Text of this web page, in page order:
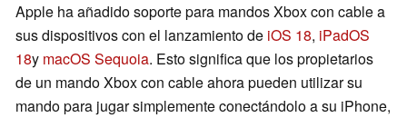
Apple ha añadido soporte para mandos Xbox con cable a
sus dispositivos con el lanzamiento de iOS 18, iPadOS
18y macOS Sequoia. Esto significa que los propietarios
de un mando Xbox con cable ahora pueden utilizar su
mando para jugar simplemente conectándolo a su iPhone,